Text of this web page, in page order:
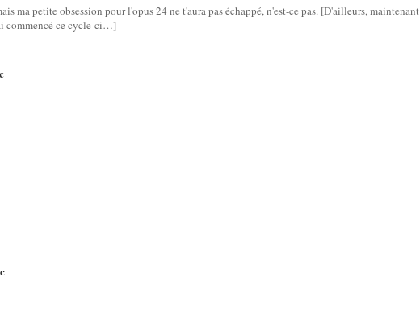
ma petite obsession pour l'opus 24 ne t'aura pas échappé, n'est-ce pas. [D'ailleurs, maintenant
commencé ce cycle-ci…]